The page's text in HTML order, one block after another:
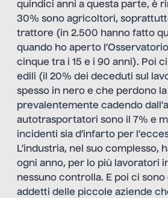
quindici anni a questa parte, è
30% sono agricoltori,
trattore (in 2.500 hanno fatto
quando ho aperto
cinque tra i 15 e i 90 anni). Poi
edili (il 20% dei deceduti sul
spesso in nero e che perdono
prevalentemente cadendo
autotrasportatori sono il 7% e
incidenti sia d’infarto per
L’industria, nel suo complesso,
ogni anno, per lo più lavoratori
nessuno controlla. E poi ci
addetti delle piccole aziende